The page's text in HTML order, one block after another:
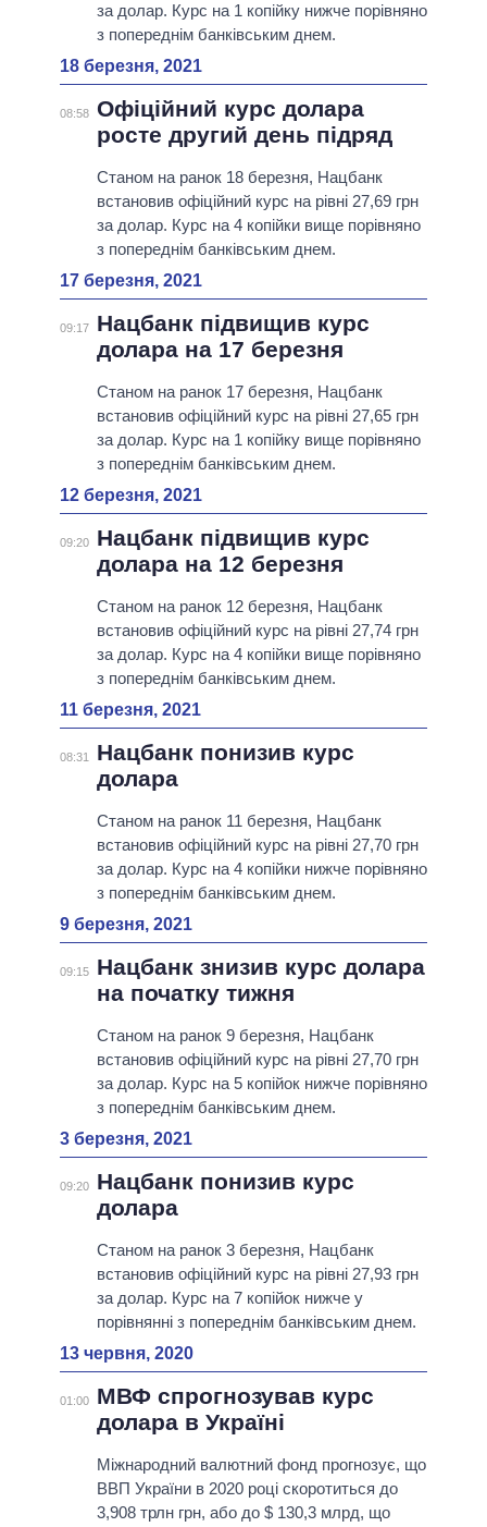
за долар. Курс на 1 копійку нижче порівняно
з попереднім банківським днем.
18 березня, 2021
08:58 Офіційний курс долара
росте другий день підряд
Станом на ранок 18 березня, Нацбанк
встановив офіційний курс на рівні 27,69 грн
за долар. Курс на 4 копійки вище порівняно
з попереднім банківським днем.
17 березня, 2021
09:17
Нацбанк підвищив курс
долара на 17 березня
Станом на ранок 17 березня, Нацбанк
встановив офіційний курс на рівні 27,65 грн
за долар. Курс на 1 копійку вище порівняно
з попереднім банківським днем.
12 березня, 2021
09:20
Нацбанк підвищив курс
долара на 12 березня
Станом на ранок 12 березня, Нацбанк
встановив офіційний курс на рівні 27,74 грн
за долар. Курс на 4 копійки вище порівняно
з попереднім банківським днем.
11 березня, 2021
08:31
Нацбанк понизив курс
долара
Станом на ранок 11 березня, Нацбанк
встановив офіційний курс на рівні 27,70 грн
за долар. Курс на 4 копійки нижче порівняно
з попереднім банківським днем.
9 березня, 2021
09:15
Нацбанк знизив курс долара
на початку тижня
Станом на ранок 9 березня, Нацбанк
встановив офіційний курс на рівні 27,70 грн
за долар. Курс на 5 копійок нижче порівняно
з попереднім банківським днем.
3 березня, 2021
09:20
Нацбанк понизив курс
долара
Станом на ранок 3 березня, Нацбанк
встановив офіційний курс на рівні 27,93 грн
за долар. Курс на 7 копійок нижче у
порівнянні з попереднім банківським днем.
13 червня, 2020
01:00
МВФ спрогнозував курс
долара в Україні
Міжнародний валютний фонд прогнозує, що
ВВП України в 2020 році скоротиться до
3,908 трлн грн, або до $ 130,3 млрд, що